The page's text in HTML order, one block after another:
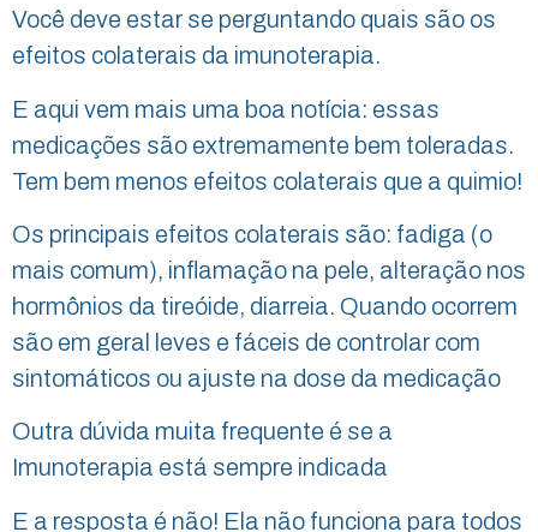
Você deve estar se perguntando quais são os
efeitos colaterais da imunoterapia.
E aqui vem mais uma boa notícia: essas
medicações são extremamente bem toleradas.
Tem bem menos efeitos colaterais que a quimio!
Os principais efeitos colaterais são: fadiga (o
mais comum), inflamação na pele, alteração nos
hormônios da tireóide, diarreia. Quando ocorrem
são em geral leves e fáceis de controlar com
sintomáticos ou ajuste na dose da medicação
Outra dúvida muita frequente é se a
Imunoterapia está sempre indicada
E a resposta é não! Ela não funciona para todos